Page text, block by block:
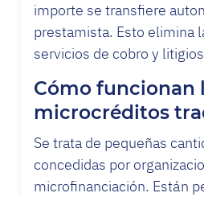
importe se transfiere
prestamista. Esto elimina
servicios de cobro y
Cómo funcionan
microcréditos
Se trata de pequeñas
concedidas por
microfinanciación. Están